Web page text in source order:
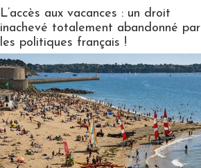
L’accès aux vacances : un droit
inachevé totalement abandonné par
les politiques français !